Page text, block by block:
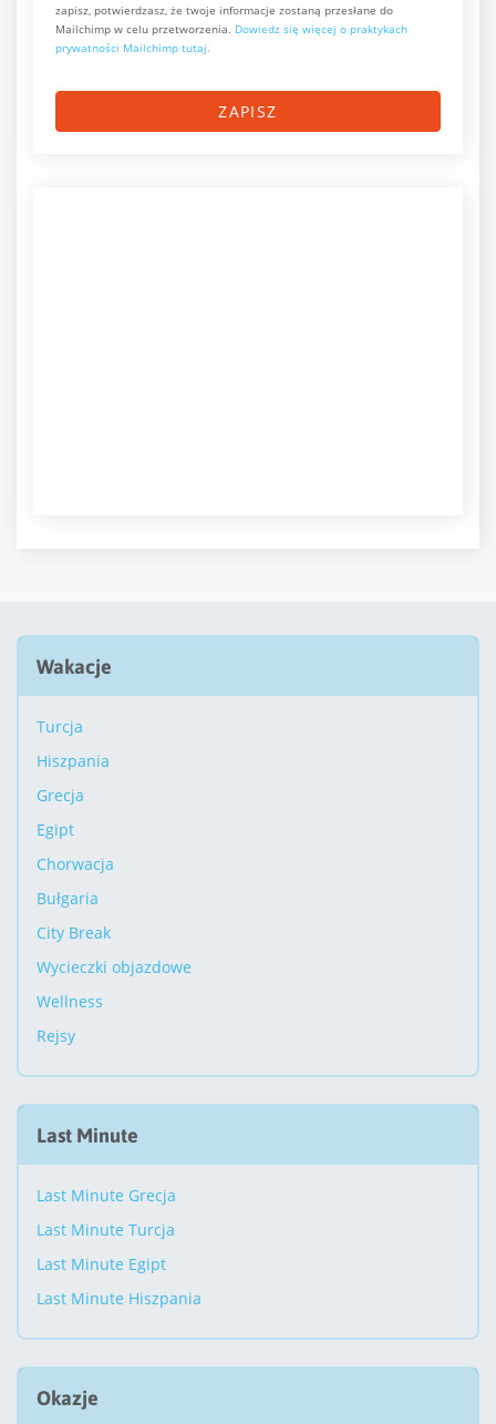
zapisz, potwierdzasz, że twoje informacje zostaną przesłane do
Mailchimp w celu przetworzenia. Dowiedz się więcej o praktykach
prywatności Mailchimp tutaj.
ZAPISZ
Wakacje
Turcja
Hiszpania
Grecja
Egipt
Chorwacja
Bułgaria
City Break
Wycieczki objazdowe
Wellness
Rejsy
Last Minute
Last Minute Grecja
Last Minute Turcja
Last Minute Egipt
Last Minute Hiszpania
Okazje